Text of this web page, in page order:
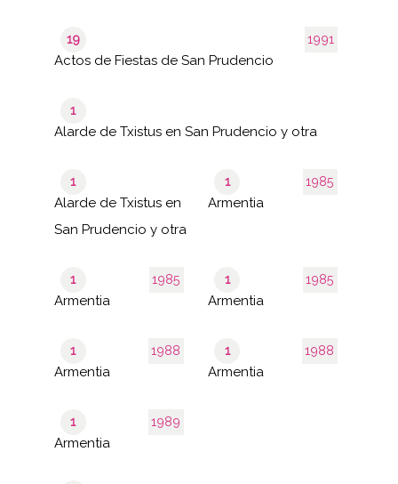
1991
19
Actos de Fiestas de San Prudencio
1
Alarde de Txistus en San Prudencio y otra
1
Alarde de Txistus en
San Prudencio y otra
1985
1
Armentia
1985
1
Armentia
1985
1
Armentia
1988
1
Armentia
1988
1
Armentia
1989
1
Armentia